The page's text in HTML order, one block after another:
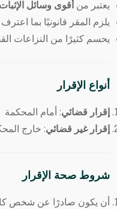
يعتبر من أقوى وسائل الإثبات
يلزم المقر قانونيًا بما اعترف
يحسم كثيرًا من النزاعات
أنواع الإقرار
إقرار قضائي: أمام المحكمة
إقرار غير قضائي: خارج
شروط صحة الإقرار
أن يكون صادرًا عن شخص